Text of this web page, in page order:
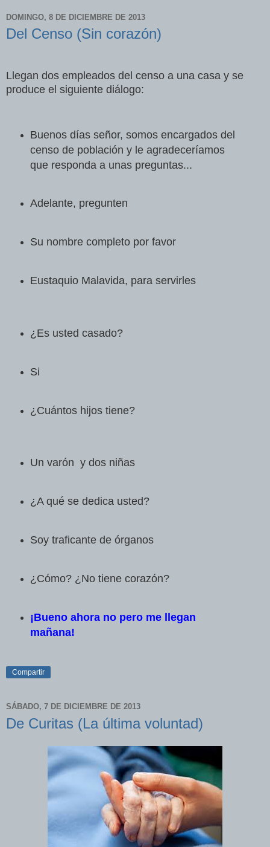
DOMINGO, 8 DE DICIEMBRE DE 2013
Del Censo (Sin corazón)
Llegan dos empleados del censo a una casa y se
produce el siguiente diálogo:
Buenos días señor, somos encargados del
censo de población y le agradeceríamos
que responda a unas preguntas...
Adelante, pregunten
Su nombre completo por favor
Eustaquio Malavida, para servirles
¿Es usted casado?
Si
¿Cuántos hijos tiene?
Un varón y dos niñas
¿A qué se dedica usted?
Soy traficante de órganos
¿Cómo? ¿No tiene corazón?
¡Bueno ahora no pero me llegan
mañana!
Compartir
SÁBADO, 7 DE DICIEMBRE DE 2013
De Curitas (La última voluntad)